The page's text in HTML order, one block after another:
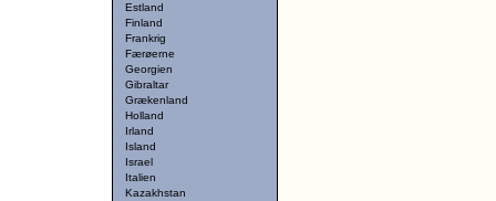
Estland
Finland
Frankrig
Færøerne
Georgien
Gibraltar
Grækenland
Holland
Irland
Island
Israel
Italien
Kazakhstan